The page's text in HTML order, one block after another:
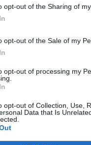
opt-out of the Sharing of
opt-out of the Sale of my
opt-out of processing my
opt-out of Collection, Use,
Data that Is
SK) vs Marko
milyen típusú
gong után eléggé
szép kéz
köszönhetően
küldte padlóra
az est első